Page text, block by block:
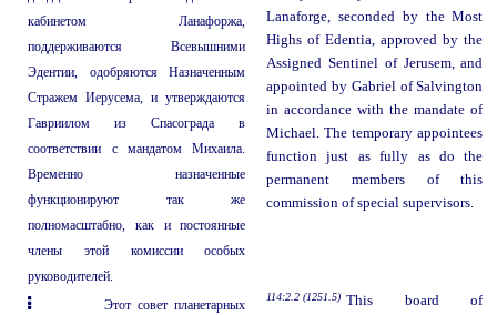
кабинетом Ланафоржа,
поддерживаются Всевышними
Эдентии, одобряются Назначенным
Стражем Иерусема, и утверждаются
Гавриилом из Спасограда в
соответствии с мандатом Михаила.
Временно назначенные
функционируют так же
полномасштабно, как и постоянные
члены этой комиссии особых
руководителей.
Lanaforge, seconded by the Most
Highs of Edentia, approved by the
Assigned Sentinel of Jerusem, and
appointed by Gabriel of Salvington
in accordance with the mandate of
Michael. The temporary appointees
function just as fully as do the
permanent members of this
commission of special supervisors.
Этот совет планетарных
114:2.2 (1251.5) This board of